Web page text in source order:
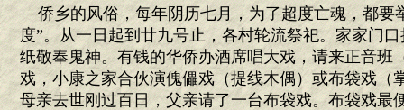
侨乡的风俗，每年阴历七月，为了超度亡魂，都要
度”。从一日起到廿九号止，各村轮流祭祀。家家门
纸敬奉鬼神。有钱的华侨办酒席唱大戏，请来正音班
戏，小康之家合伙演傀儡戏（提线木偶）或布袋戏（
母亲去世刚过百日，父亲请了一台布袋戏。布袋戏最